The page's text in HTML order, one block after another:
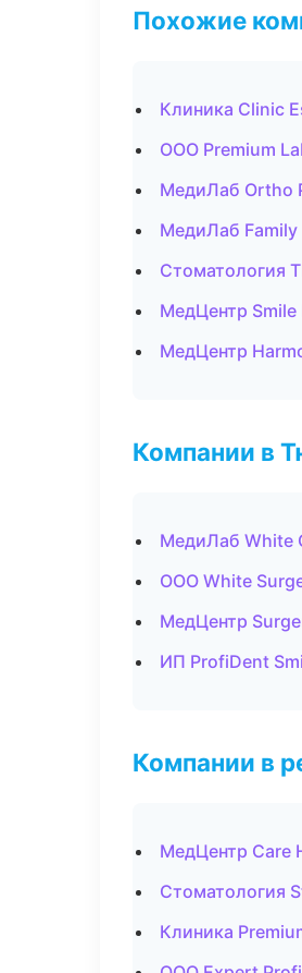
Похожие
Клиника Clinic
ООО Premium
МедиЛаб Ortho
МедиЛаб
Стоматология
МедЦентр
МедЦентр
Компании в
МедиЛаб White
ООО White
МедЦентр
ИП ProfiDent
Компании в
МедЦентр Care
Стоматология
Клиника